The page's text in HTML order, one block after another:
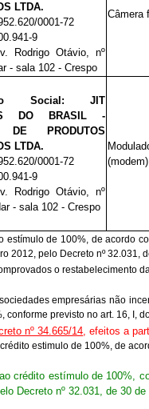
LTDA.
0001-72
9
Rodrigo Otávio,nº
- sala 102 - Crespo
Câmera
Social:JIT
DO BRASIL -
DE PRODUTOS
LTDA.
0001-72
9
Rodrigo Otávio,nº
- sala 102 - Crespo
estímulo de 100%, de acordo
2012, pelo Decreto nº 32.031,
o restabelecimento
empresárias não
conforme previsto no art. 16, I,
nº 34.665/14, efeitos a
estimulo de 100%, de
crédito estímulo de 100%,
Decreto nº 32.031, de 30